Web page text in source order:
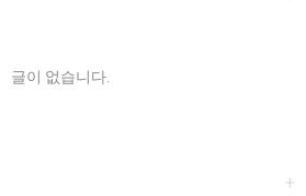
글이 없습니다.
+